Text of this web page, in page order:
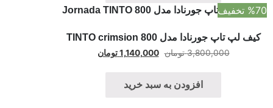
تخفیف
کیف لپ تاپ جورنادا مدل TINTO crimsion 800
3,800,000 تومان 1,140,000تومان
افزودن به سبد خرید